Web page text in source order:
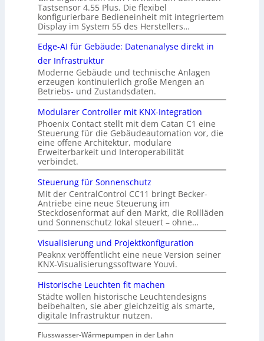
Tastsensor 4.55 Plus. Die flexibel
konfigurierbare Bedieneinheit mit integriertem
Display im System 55 des Herstellers…
Edge-AI für Gebäude: Datenanalyse direkt in
der Infrastruktur
Moderne Gebäude und technische Anlagen
erzeugen kontinuierlich große Mengen an
Betriebs- und Zustandsdaten.
Modularer Controller mit KNX-Integration
Phoenix Contact stellt mit dem Catan C1 eine
Steuerung für die Gebäudeautomation vor, die
eine offene Architektur, modulare
Erweiterbarkeit und Interoperabilität
verbindet.
Steuerung für Sonnenschutz
Mit der CentralControl CC11 bringt Becker-
Antriebe eine neue Steuerung im
Steckdosenformat auf den Markt, die Rollläden
und Sonnenschutz lokal steuert – ohne…
Visualisierung und Projektkonfiguration
Peaknx veröffentlicht eine neue Version seiner
KNX-Visualisierungssoftware Youvi.
Historische Leuchten fit machen
Städte wollen historische Leuchtendesigns
beibehalten, sie aber gleichzeitig als smarte,
digitale Infrastruktur nutzen.
Flusswasser-Wärmepumpen in der Lahn